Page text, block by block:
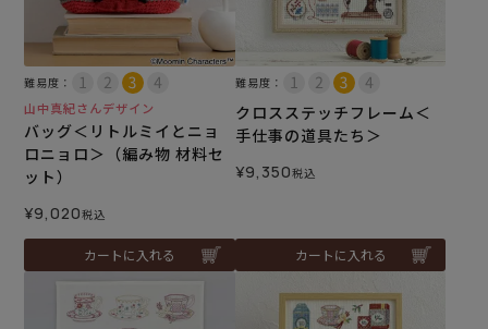
難易度：
山中真紀さんデザイン
バッグ＜リトルミイとニョ
ロニョロ＞（編み物 材料セ
ット）
¥9,020税込
カートに入れる
難易度：
クロスステッチフレーム＜
手仕事の道具たち＞
¥9,350税込
カートに入れる